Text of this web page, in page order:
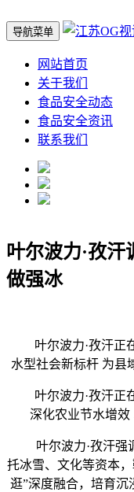
导航菜单
网站首页
关于我们
食品安全动态
食品安全资讯
联系我们
叶尔波力·孜汗
做强冰
叶尔波力·孜汗正在
水型社会新标杆 为县
叶尔波力·孜汗正在
深化农业节水增效
叶尔波力·孜汗强
托冰雪、文化等资本
逛”深度融合，培育